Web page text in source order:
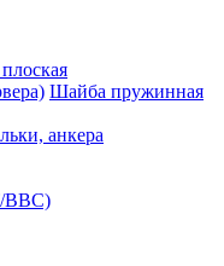
Шайба пружинная
анкера
ВВС)